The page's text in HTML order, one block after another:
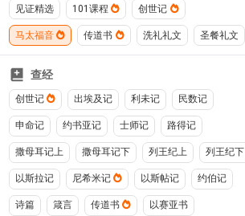
见证精选 101课程 创世记
马太福音 传道书 洗礼礼文 圣餐礼文
查经
创世记 出埃及记 利未记 民数记
申命记 约书亚记 士师记 路得记
撒母耳记上 撒母耳记下 列王纪上 列王纪下
以斯拉记 尼希米记 以斯帖记 约伯记
诗篇 箴言 传道书 以赛亚书